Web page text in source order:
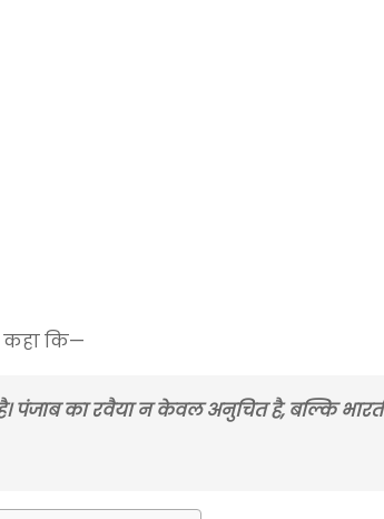
कहा कि—
है। पंजाब का रवैया न केवल अनुचित है, बल्कि